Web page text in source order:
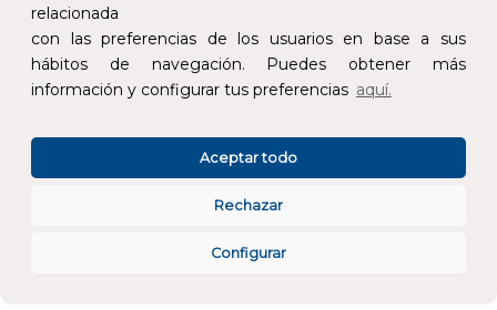
relacionada
con las preferencias de los usuarios en base a sus
hábitos de navegación. Puedes obtener más
información y configurar tus preferencias aquí.
Configurar
Rechazar
Aceptar todo